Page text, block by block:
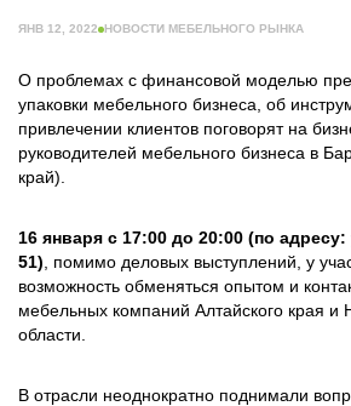
ЯНВ 12, 2022 НОВОСТИ МЕБЕЛЬНОГО РЫНКА
О проблемах с финансовой моделью
упаковки мебельного бизнеса, об
привлечении клиентов поговорят на
руководителей мебельного бизнеса в
край).
16 января с 17:00 до 20:00 (по
51) , помимо деловых выступлений, у
возможность обменяться опытом и
мебельных компаний Алтайского края и
области.
В отрасли неоднократно поднимали